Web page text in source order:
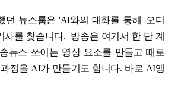
던 뉴스룸은 'AI와의 대화를 통해' 오디
사를 찾습니다. 방송은 여기서 한 단 계
뉴스 쓰이는 영상 요소를 만들고 때로
정을 AI가 만들기도 합니다. 바로 AI앵